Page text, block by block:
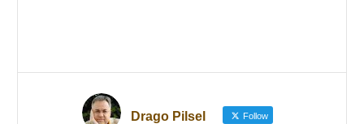
Drago Pilsel Follow